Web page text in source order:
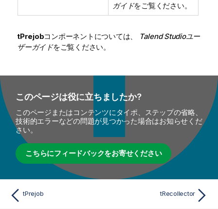
ガイドをご覧ください。
tPrejobコンポーネントについては、 Talend Studioユー
ザーガイドをご覧ください。
このページは役に立ちましたか?
このページまたはコンテンツにタイポ、ステップの省略、
技術的エラーなどの問題が見つかった場合はお知らせくだ
さい。
こちらにフィードバックをお寄せください
tPrejob tRecollector